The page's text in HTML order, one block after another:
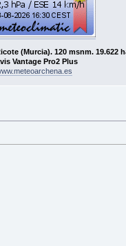
(Murcia). 120 msnm. 19.622
Vantage Pro2 Plus